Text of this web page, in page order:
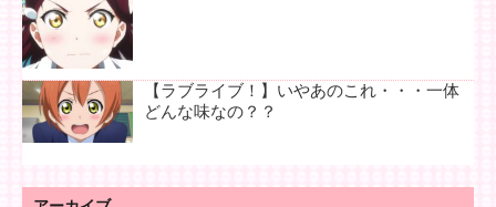
【ラブライブ！】いやあのこれ・・・一体
どんな味なの？？